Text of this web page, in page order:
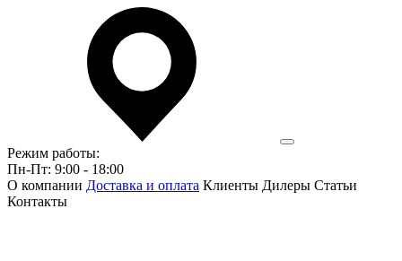
Режим работы:
Пн-Пт: 9:00 - 18:00
О компании Доставка и оплата Клиенты Дилеры Статьи
Контакты